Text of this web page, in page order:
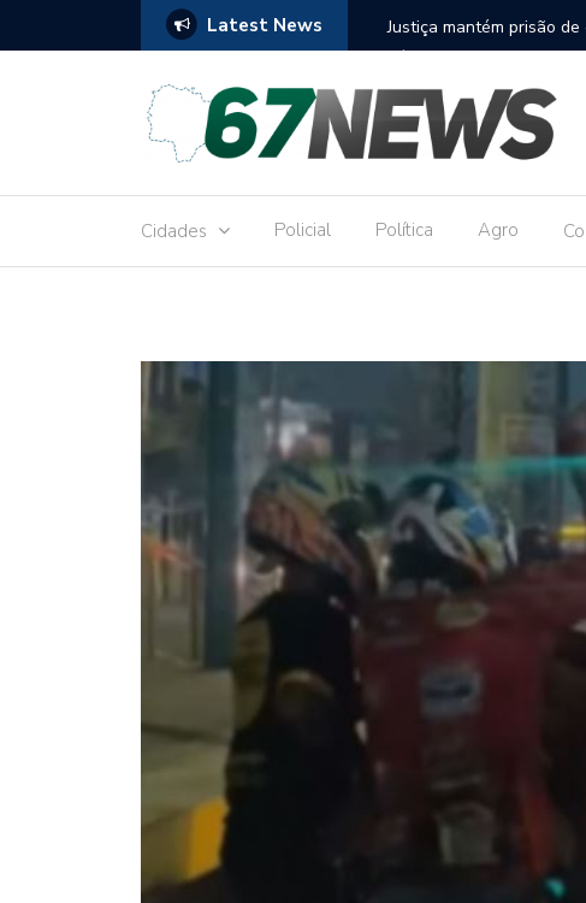
Latest News
réu por receber Pix de editora que desviou
Construção do terminal
9,8 milhões
Cidades Policial Política Agro